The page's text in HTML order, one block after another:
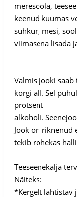
meresoola,
keenud kuumas
suhkur, mesi,
viimasena lisada
Valmis jooki saab
korgi all. Sel
protsent
alkoholi.
Jook on riknenud
tekib rohekas
Teeseenekalja
Näiteks:
*Kergelt lahtistav